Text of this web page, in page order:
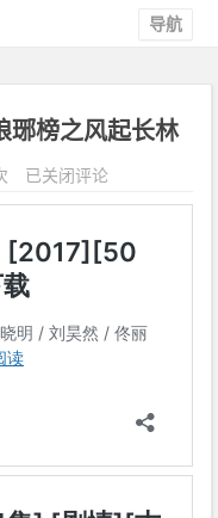
导航
琊榜之风起长林
琅
琊
[2
季
合
辑]
琅
已关闭评论